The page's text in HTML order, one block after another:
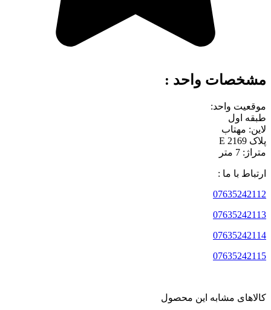
مشخصات واحد :
موقعیت واحد:
طبقه اول
لاین: مهتاب
پلاک 2169 E
متراژ: 7 متر
ارتباط با ما :
07635242112
07635242113
07635242114
07635242115
کالاهای مشابه این محصول